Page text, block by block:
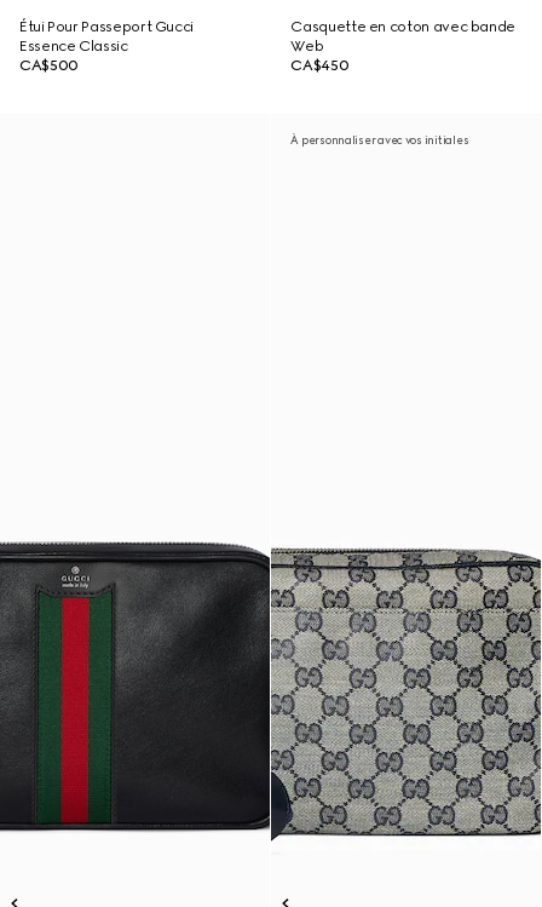
Étui Pour Passeport Gucci
Essence Classic
CA$500
Casquette en coton avec bande
Web
CA$450
À personnaliser avec vos initiales